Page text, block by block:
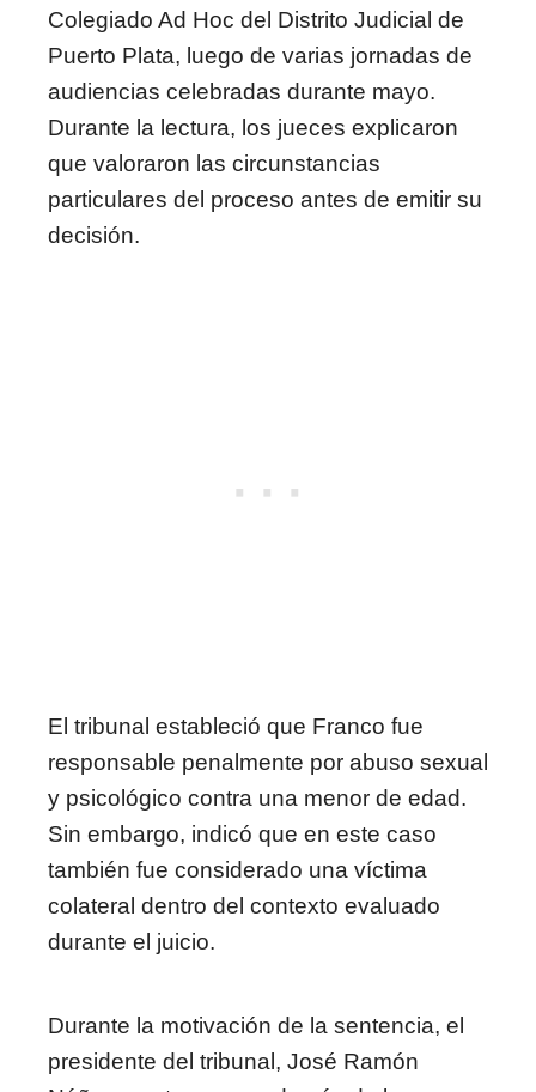
Colegiado Ad Hoc del Distrito Judicial de
Puerto Plata, luego de varias jornadas de
audiencias celebradas durante mayo.
Durante la lectura, los jueces explicaron
que valoraron las circunstancias
particulares del proceso antes de emitir su
decisión.
El tribunal estableció que Franco fue
responsable penalmente por abuso sexual
y psicológico contra una menor de edad.
Sin embargo, indicó que en este caso
también fue considerado una víctima
colateral dentro del contexto evaluado
durante el juicio.
Durante la motivación de la sentencia, el
presidente del tribunal, José Ramón